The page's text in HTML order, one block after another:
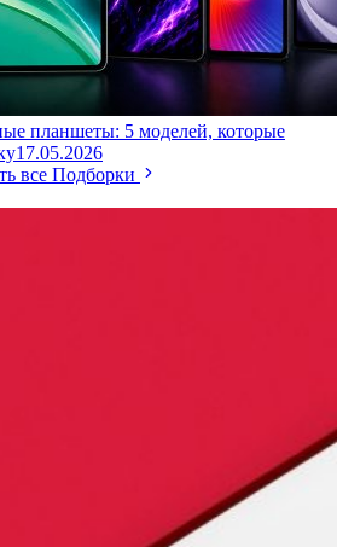
планшеты: 5 моделей, которые
17.05.2026
все Подборки